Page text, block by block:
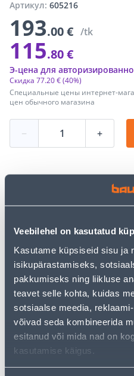
Veebilehel on kasutatud
Kasutame küpsiseid sisu ja
isikupärastamiseks,
pakkumiseks ning liikluse
teavet selle kohta, kuidas
sotsiaalse meedia,
võivad seda kombineerida
esitanud või mida nad on
kasutamise käigus.
Артикул: 605216
193.00 € /tk
115.80 €
Специальные цены интернет-
цен обычного магазина
Скидка 77.20 €(40%)
Э-цена для
− +
Депозит